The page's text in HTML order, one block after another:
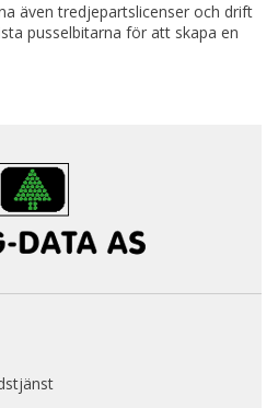
även tredjepartslicenser och drift
pusselbitarna för att skapa en